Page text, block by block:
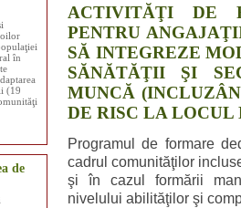
în
(19
de
ACTIVITĂŢI DE
PENTRU
SĂ INTEGREZE
SĂNĂTĂŢII ŞI
MUNCĂ
DE RISC LA LOCUL
Programul de formare
cadrul comunităţilor
şi în cazul formării
nivelului abilităţilor şi